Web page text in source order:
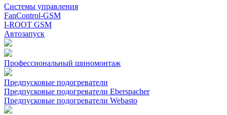
Системы управления
FanControl-GSM
I-ROOT GSM
Автозапуск
Профессиональный шиномонтаж
Предпусковые подогреватели
Предпусковые подогреватели Eberspacher
Предпусковые подогреватели Webasto